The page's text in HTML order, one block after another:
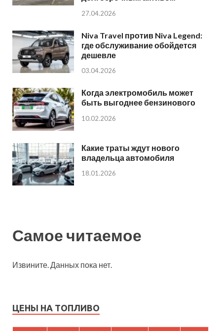
27.04.2026
Niva Travel против Niva Legend:
где обслуживание обойдется
дешевле
03.04.2026
Когда электромобиль может
быть выгоднее бензинового
10.02.2026
Какие траты ждут нового
владельца автомобиля
18.01.2026
Самое читаемое
Извините. Данных пока нет.
ЦЕНЫ НА ТОПЛИВО